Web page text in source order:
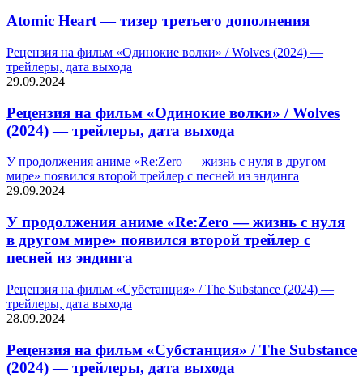
Atomic Heart — тизер третьего дополнения
Рецензия на фильм «Одинокие волки» / Wolves (2024) —
трейлеры, дата выхода
29.09.2024
Рецензия на фильм «Одинокие волки» / Wolves
(2024) — трейлеры, дата выхода
У продолжения аниме «Re:Zero — жизнь с нуля в другом
мире» появился второй трейлер с песней из эндинга
29.09.2024
У продолжения аниме «Re:Zero — жизнь с нуля
в другом мире» появился второй трейлер с
песней из эндинга
Рецензия на фильм «Субстанция» / The Substance (2024) —
трейлеры, дата выхода
28.09.2024
Рецензия на фильм «Субстанция» / The Substance
(2024) — трейлеры, дата выхода